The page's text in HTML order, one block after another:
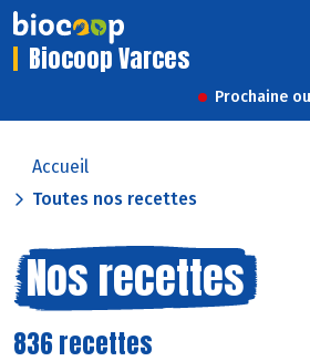
Biocoop Varces
Prochaine
Accueil
Toutes nos recettes
Nos recettes
836 recettes